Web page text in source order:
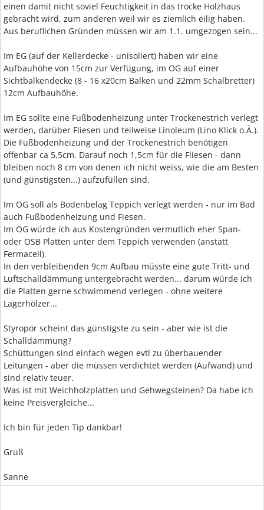
einen damit nicht soviel Feuchtigkeit in das trocke Holzhaus
gebracht wird, zum anderen weil wir es ziemlich eilig haben.
Aus beruflichen Gründen müssen wir am 1.1. umgezogen sein...
Im EG (auf der Kellerdecke - unisoliert) haben wir eine
Aufbauhöhe von 15cm zur Verfügung, im OG auf einer
Sichtbalkendecke (8 - 16 x20cm Balken und 22mm Schalbretter)
12cm Aufbauhöhe.
Im EG sollte eine Fußbodenheizung unter Trockenestrich verlegt
werden, darüber Fliesen und teilweise Linoleum (Lino Klick o.Ä.).
Die Fußbodenheizung und der Trockenestrich benötigen
offenbar ca 5,5cm. Darauf noch 1,5cm für die Fliesen - dann
bleiben noch 8 cm von denen ich nicht weiss, wie die am Besten
(und günstigsten...) aufzufüllen sind.
Im OG soll als Bodenbelag Teppich verlegt werden - nur im Bad
auch Fußbodenheizung und Fiesen.
Im OG würde ich aus Kostengründen vermutlich eher Span-
oder OSB Platten unter dem Teppich verwenden (anstatt
Fermacell).
In den verbleibenden 9cm Aufbau müsste eine gute Tritt- und
Luftschalldämmung untergebracht werden... darum würde ich
die Platten gerne schwimmend verlegen - ohne weitere
Lagerhölzer...
Styropor scheint das günstigste zu sein - aber wie ist die
Schalldämmung?
Schüttungen sind einfach wegen evtl zu überbauender
Leitungen - aber die müssen verdichtet werden (Aufwand) und
sind relativ teuer.
Was ist mit Weichholzplatten und Gehwegsteinen? Da habe ich
keine Preisvergleiche...
Ich bin für jeden Tip dankbar!
Gruß
Sanne